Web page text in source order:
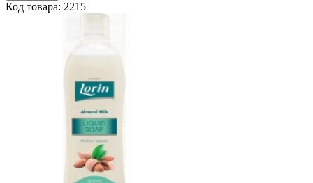
Код товара: 2215